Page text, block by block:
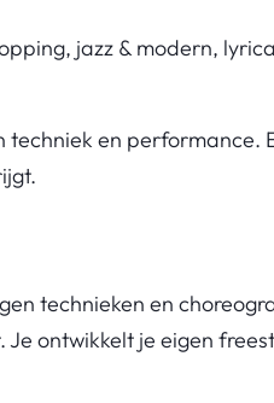
jazz & modern,
techniek en performance.
technieken en
ontwikkelt je eigen